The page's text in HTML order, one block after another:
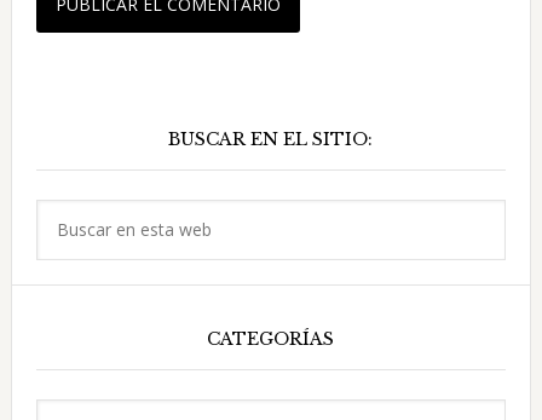
principal
BUSCAR EN EL SITIO:
CATEGORÍAS